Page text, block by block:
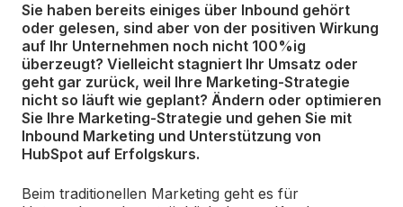
Sie haben bereits einiges über Inbound gehört
oder gelesen, sind aber von der positiven Wirkung
auf Ihr Unternehmen noch nicht 100%ig
überzeugt? Vielleicht stagniert Ihr Umsatz oder
geht gar zurück, weil Ihre Marketing-Strategie
nicht so läuft wie geplant? Ändern oder optimieren
Sie Ihre Marketing-Strategie und gehen Sie mit
Inbound Marketing und Unterstützung von
HubSpot auf Erfolgskurs.
Beim traditionellen Marketing geht es für